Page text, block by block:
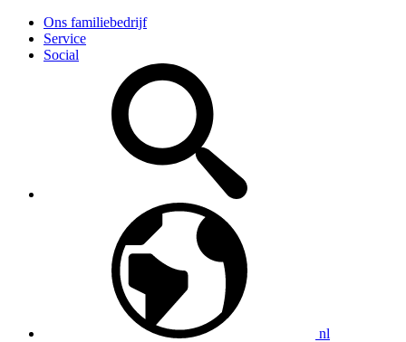
Ons familiebedrijf
Service
Social
nl